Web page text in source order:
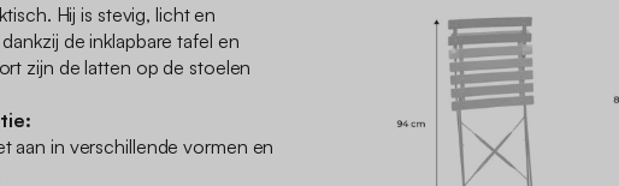
Hij is stevig, licht en
de inklapbare tafel en
zijn de latten op de stoelen
aan in verschillende vormen en